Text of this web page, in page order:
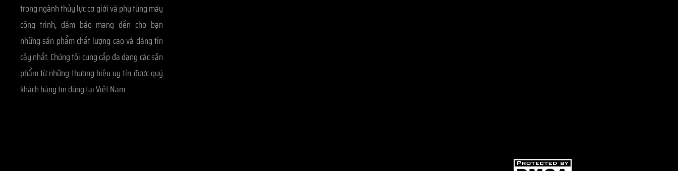
trong ngành thủy lực cơ giới và phụ tùng máy
công trình, đảm bảo mang đến cho bạn
những sản phẩm chất lượng cao và đáng tin
cậy nhất. Chúng tôi cung cấp đa dạng các sản
phẩm từ những thương hiệu uy tín được quý
khách hàng tin dùng tại Việt Nam.